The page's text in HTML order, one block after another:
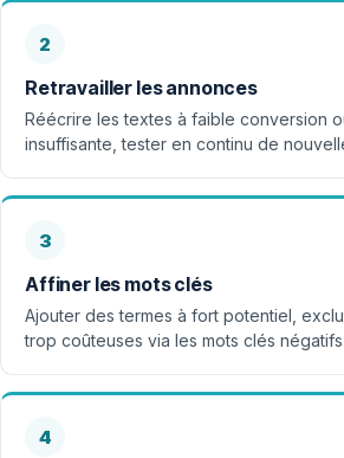
2
Retravailler les annonces
Réécrire les textes à faible conversion
insuffisante, tester en continu de
3
Affiner les mots clés
Ajouter des termes à fort potentiel,
trop coûteuses via les mots clés négatifs.
4